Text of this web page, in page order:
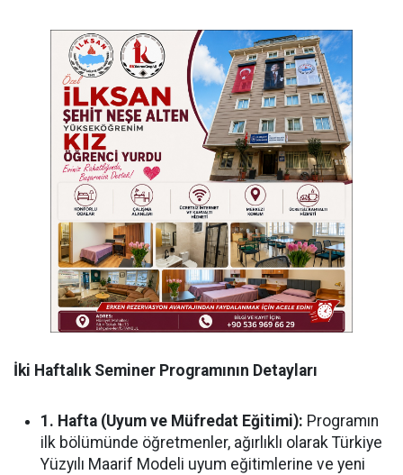
İki Haftalık Seminer Programının Detayları
1. Hafta (Uyum ve Müfredat Eğitimi): Programın
ilk bölümünde öğretmenler, ağırlıklı olarak Türkiye
Yüzyılı Maarif Modeli uyum eğitimlerine ve yeni